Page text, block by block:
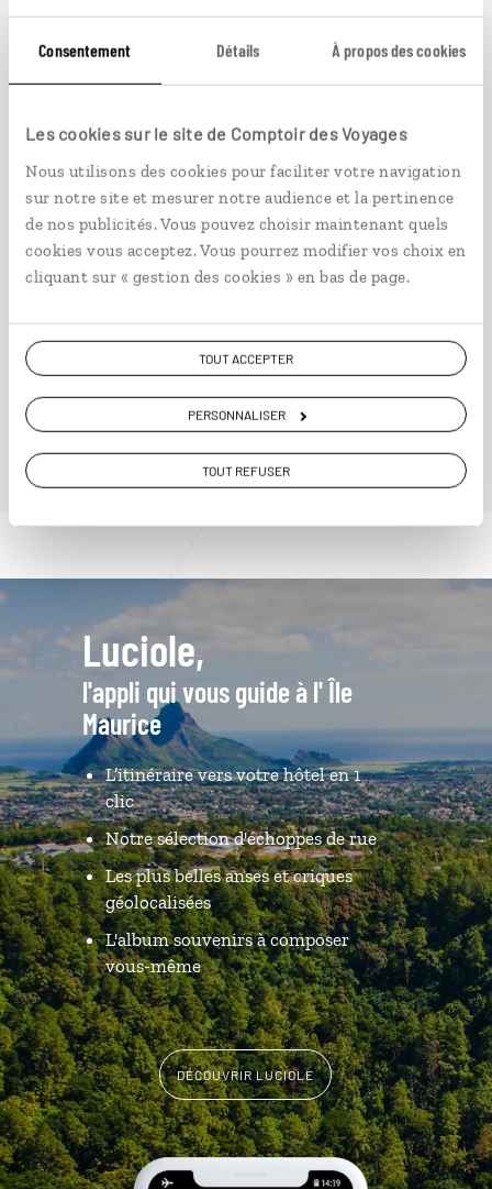
Consentement Détails À propos des cookies
Les cookies sur le site de Comptoir des Voyages
Nous utilisons des cookies pour faciliter votre navigation
sur notre site et mesurer notre audience et la pertinence
de nos publicités. Vous pouvez choisir maintenant quels
cookies vous acceptez. Vous pourrez modifier vos choix en
cliquant sur « gestion des cookies » en bas de page.
TOUT ACCEPTER
PERSONNALISER
TOUT REFUSER
maisons d’hôtes.
12 jours / 9 nuits
à partir de 2350€
VOIR NOS 11 IDÉES DE VOYAGE À L' ÎLE MAURICE
Luciole,
l'appli qui vous guide à l' Île
Maurice
L’itinéraire vers votre hôtel en 1
clic
Notre sélection d'échoppes de rue
Les plus belles anses et criques
géolocalisées
L'album souvenirs à composer
vous-même
DÉCOUVRIR LUCIOLE